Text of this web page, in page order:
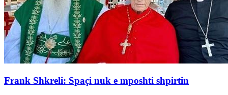
Frank Shkreli: Spaçi nuk e mposhti shpirtin